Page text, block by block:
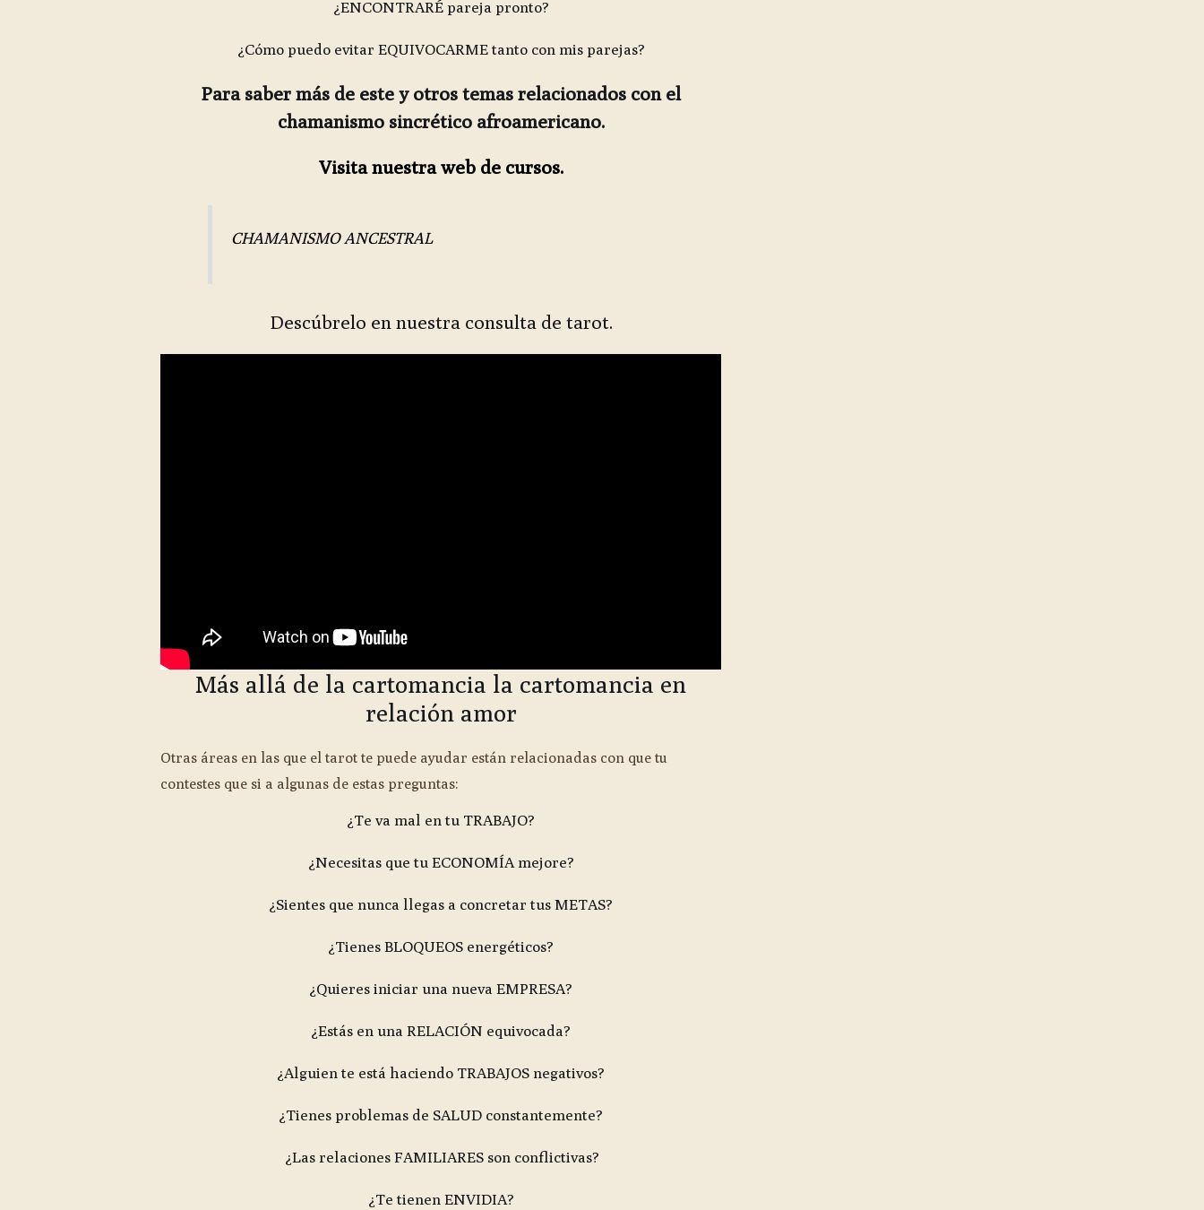
¿ENCONTRARÉ pareja pronto?
¿Cómo puedo evitar EQUIVOCARME tanto con mis parejas?
Para saber más de este y otros temas relacionados con el
chamanismo sincrético afroamericano.
Visita nuestra web de cursos.
CHAMANISMO ANCESTRAL
Descúbrelo en nuestra consulta de tarot.
Más allá de la cartomancia la cartomancia en
relación amor
Otras áreas en las que el tarot te puede ayudar están relacionadas con que tu
contestes que si a algunas de estas preguntas:
¿Te va mal en tu TRABAJO?
¿Necesitas que tu ECONOMÍA mejore?
¿Sientes que nunca llegas a concretar tus METAS?
¿Tienes BLOQUEOS energéticos?
¿Quieres iniciar una nueva EMPRESA?
¿Estás en una RELACIÓN equivocada?
¿Alguien te está haciendo TRABAJOS negativos?
¿Tienes problemas de SALUD constantemente?
¿Las relaciones FAMILIARES son conflictivas?
¿Te tienen ENVIDIA?